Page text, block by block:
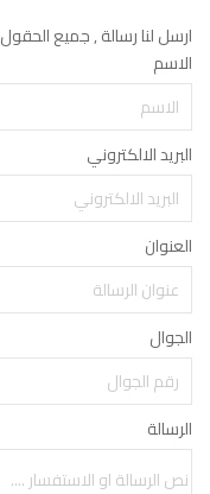
ارسل لنا رسالة , جميع الحقول
الاسم
البريد الالكتروني
العنوان
الجوال
الرسالة